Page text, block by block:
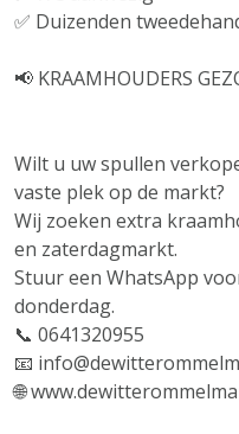
✅ Duizenden
📢 KRAAMHOUDERS
Wilt u uw spullen
vaste plek op de markt?
Wij zoeken extra
en zaterdagmarkt.
Stuur een WhatsApp
donderdag.
📞 0641320955
📧
🌐